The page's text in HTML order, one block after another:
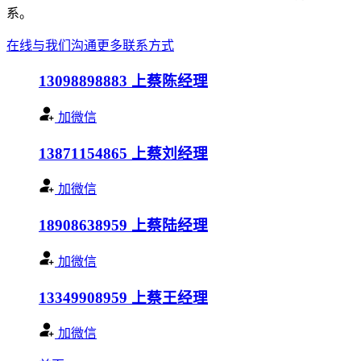
系。
在线与我们沟通更多联系方式
13098898883 上蔡陈经理
加微信
13871154865 上蔡刘经理
加微信
18908638959 上蔡陆经理
加微信
13349908959 上蔡王经理
加微信